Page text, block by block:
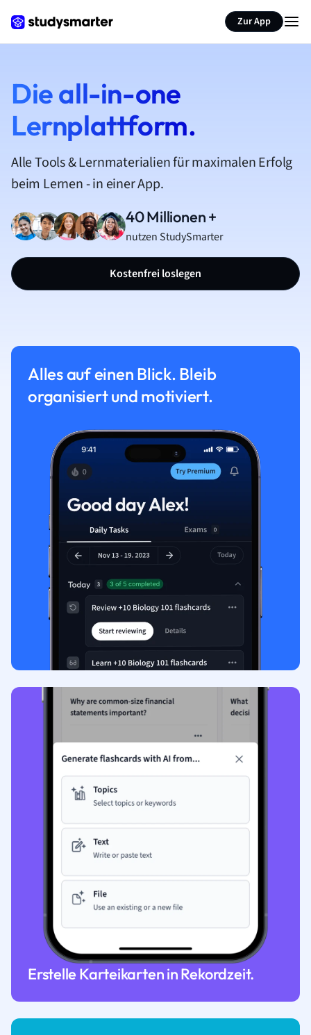
Zur App
Die all-in-one
Lernplattform.
Alle Tools & Lernmaterialien für maximalen Erfolg
beim Lernen - in einer App.
40 Millionen +
nutzen StudySmarter
Kostenfrei loslegen
Alles auf einen Blick. Bleib
organisiert und motiviert.
Erstelle Karteikarten in Rekordzeit.